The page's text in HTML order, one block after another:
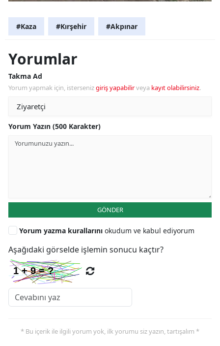
#Kaza #Kırşehir #Akpınar
Yorumlar
Takma Ad
Yorum yapmak için, istersenizgiriş yapabilirveya kayıt olabilirsiniz.
Yorum Yazın (500 Karakter)
GÖNDER
Yorum yazma kurallarını okudum ve kabul ediyorum
Aşağıdaki görselde işlemin sonucu kaçtır?
* Bu içerik ile ilgili yorum yok, ilk yorumu siz yazın, tartışalım *